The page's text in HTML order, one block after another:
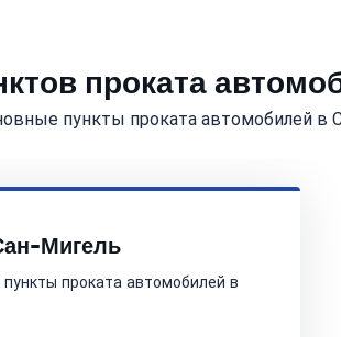
проката
пункты проката автомобилей в
Мигель
проката автомобилей в